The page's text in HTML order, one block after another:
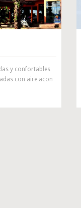
y confortables
con aire acon